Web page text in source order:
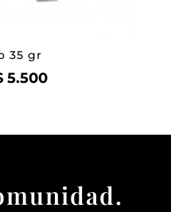
35 gr
5.500El